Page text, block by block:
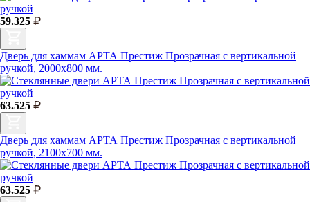
59.325
Дверь для хаммам АРТА Престиж Прозрачная с вертикальной
ручкой, 2000х800 мм.
63.525
Дверь для хаммам АРТА Престиж Прозрачная с вертикальной
ручкой, 2100х700 мм.
63.525